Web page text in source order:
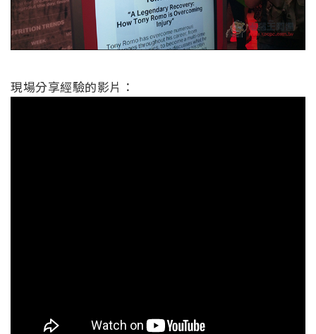
現場分享經驗的影片：